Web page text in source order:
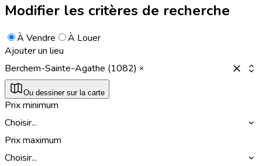
Modifier les critères de recherche
À Vendre
À Louer
Ajouter un lieu
Berchem-Sainte-Agathe (1082)
Ou dessiner sur la carte
Prix minimum
Choisir...
Prix maximum
Choisir...